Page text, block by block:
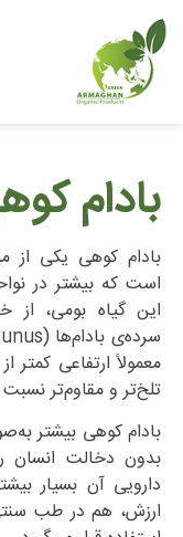
بادام
بادام کوهی یکی از
است که بیشتر در
معمولاً ارتفاعی کمتر
تلخ‌تر و مقاوم‌تر
بادام کوهی بیشتر
بدون دخالت
دارویی آن بسیار
ارزش، هم در طب